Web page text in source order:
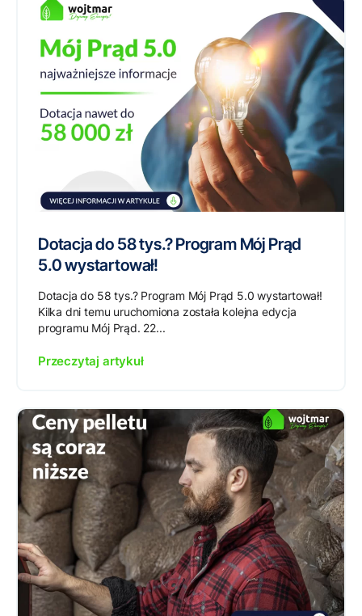
Dotacja do 58 tys.? Program Mój Prąd
5.0 wystartował!
Dotacja do 58 tys.? Program Mój Prąd 5.0 wystartował!
Kilka dni temu uruchomiona została kolejna edycja
programu Mój Prąd. 22...
Przeczytaj artykuł